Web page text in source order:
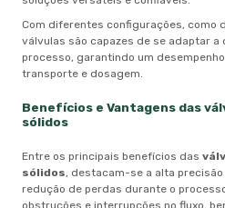
Com diferentes configurações, como
válvulas são capazes de se adaptar
processo, garantindo um
transporte e dosagem.
Benefícios e Vantagens das
sólidos
Entre os principais benefícios das
sólidos, destacam-se a alta
redução de perdas durante o
obstruções e interrupções no fluxo,